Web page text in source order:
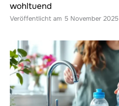
wohltuend
5 November 2025